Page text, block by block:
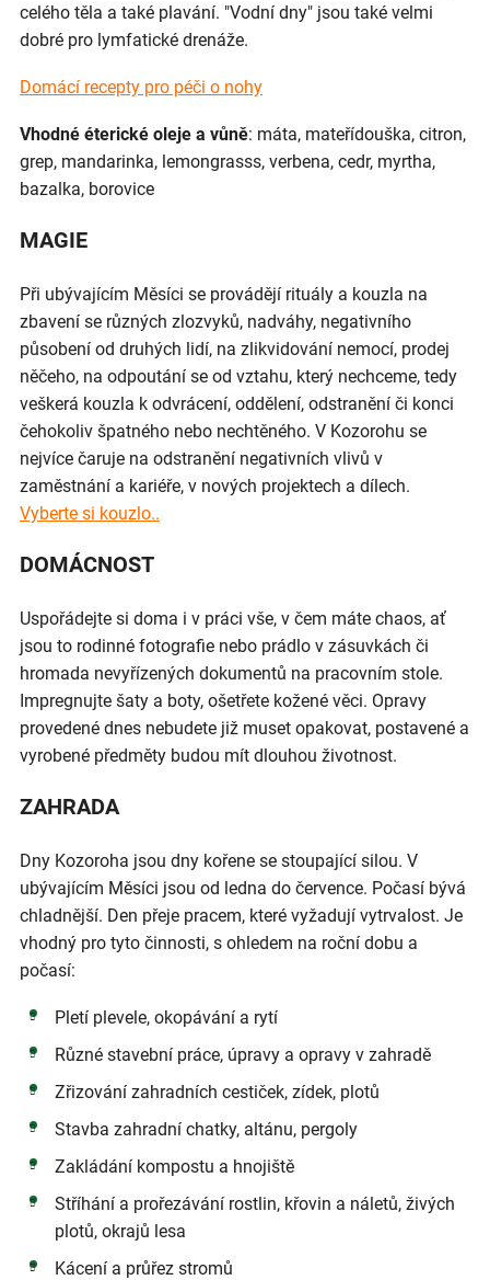
celého těla a také plavání. "Vodní dny" jsou také velmi
dobré pro lymfatické drenáže.
Domácí recepty pro péči o nohy
Vhodné éterické oleje a vůně: máta, mateřídouška, citron,
grep, mandarinka, lemongrasss, verbena, cedr, myrtha,
bazalka, borovice
MAGIE
Při ubývajícím Měsíci se provádějí rituály a kouzla na
zbavení se různých zlozvyků, nadváhy, negativního
působení od druhých lidí, na zlikvidování nemocí, prodej
něčeho, na odpoutání se od vztahu, který nechceme, tedy
veškerá kouzla k odvrácení, oddělení, odstranění či konci
čehokoliv špatného nebo nechtěného. V Kozorohu se
nejvíce čaruje na odstranění negativních vlivů v
zaměstnání a kariéře, v nových projektech a dílech.
Vyberte si kouzlo..
DOMÁCNOST
Uspořádejte si doma i v práci vše, v čem máte chaos, ať
jsou to rodinné fotografie nebo prádlo v zásuvkách či
hromada nevyřízených dokumentů na pracovním stole.
Impregnujte šaty a boty, ošetřete kožené věci. Opravy
provedené dnes nebudete již muset opakovat, postavené a
vyrobené předměty budou mít dlouhou životnost.
ZAHRADA
Dny Kozoroha jsou dny kořene se stoupající silou. V
ubývajícím Měsíci jsou od ledna do července. Počasí bývá
chladnější. Den přeje pracem, které vyžadují vytrvalost. Je
vhodný pro tyto činnosti, s ohledem na roční dobu a
počasí:
Pletí plevele, okopávání a rytí
Různé stavební práce, úpravy a opravy v zahradě
Zřizování zahradních cestiček, zídek, plotů
Stavba zahradní chatky, altánu, pergoly
Zakládání kompostu a hnojiště
Stříhání a prořezávání rostlin, křovin a náletů, živých
plotů, okrajů lesa
Kácení a průřez stromů